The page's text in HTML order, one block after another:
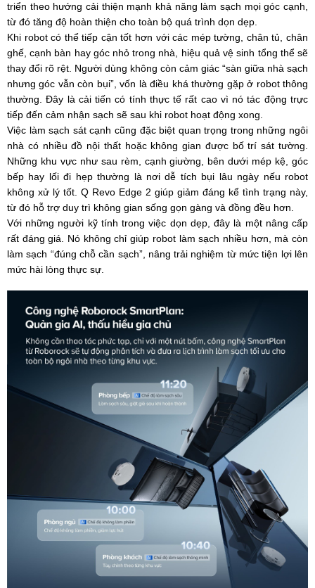
triển theo hướng cải thiện mạnh khả năng làm sạch mọi góc cạnh,
từ đó tăng độ hoàn thiện cho toàn bộ quá trình dọn dẹp.
Khi robot có thể tiếp cận tốt hơn với các mép tường, chân tủ, chân
ghế, cạnh bàn hay góc nhỏ trong nhà, hiệu quả vệ sinh tổng thể sẽ
thay đổi rõ rệt. Người dùng không còn cảm giác “sàn giữa nhà sạch
nhưng góc vẫn còn bụi”, vốn là điều khá thường gặp ở robot thông
thường. Đây là cải tiến có tính thực tế rất cao vì nó tác động trực
tiếp đến cảm nhận sạch sẽ sau khi robot hoạt động xong.
Việc làm sạch sát cạnh cũng đặc biệt quan trọng trong những ngôi
nhà có nhiều đồ nội thất hoặc không gian được bố trí sát tường.
Những khu vực như sau rèm, cạnh giường, bên dưới mép kệ, góc
bếp hay lối đi hẹp thường là nơi dễ tích bụi lâu ngày nếu robot
không xử lý tốt. Q Revo Edge 2 giúp giảm đáng kể tình trạng này,
từ đó hỗ trợ duy trì không gian sống gọn gàng và đồng đều hơn.
Với những người kỹ tính trong việc dọn dẹp, đây là một nâng cấp
rất đáng giá. Nó không chỉ giúp robot làm sạch nhiều hơn, mà còn
làm sạch “đúng chỗ cần sạch”, nâng trải nghiệm từ mức tiện lợi lên
mức hài lòng thực sự.